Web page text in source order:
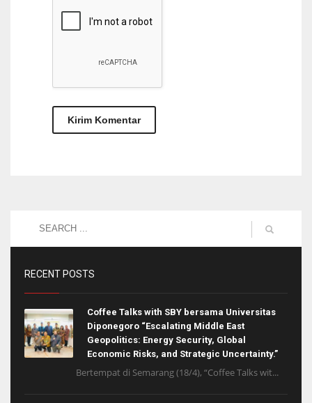
RECENT POSTS
Coffee Talks with SBY bersama Universitas
Diponegoro “Escalating Middle East
Geopolitics: Energy Security, Global
Economic Risks, and Strategic Uncertainty.”
Bertempat di Semarang (18/4), “Coffee Talks wit...